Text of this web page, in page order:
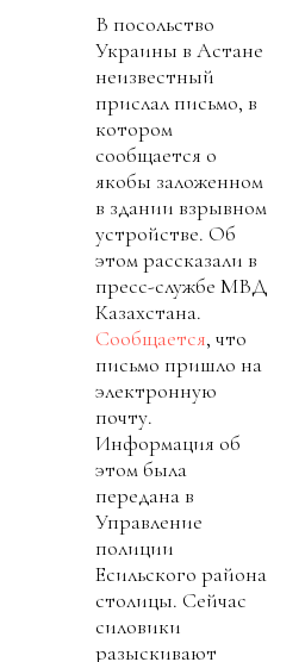
В посольство
Украины в Астане
неизвестный
прислал письмо, в
котором
сообщается о
якобы заложенном
в здании взрывном
устройстве. Об
этом рассказали в
пресс-службе МВД
Казахстана.
Сообщается, что
письмо пришло на
электронную
почту.
Информация об
этом была
передана в
Управление
полиции
Есильского района
столицы. Сейчас
силовики
разыскивают